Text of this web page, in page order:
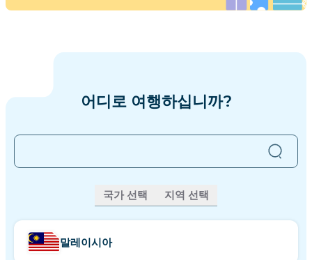
어디로 여행하십니까?
원하는 결과가 없으신가요?
여기를 클릭하여 시도해보세
요.
국가 선택 지역 선택
말레이시아